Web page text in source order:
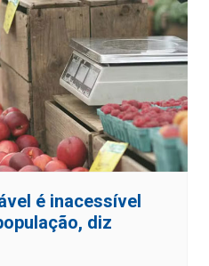
é inacessível
diz